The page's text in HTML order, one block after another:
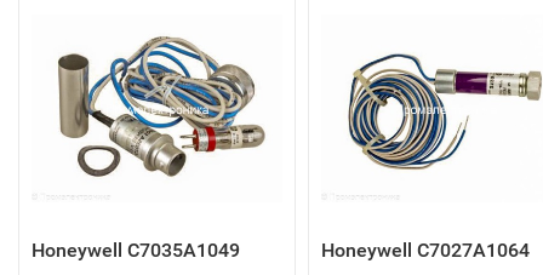
Honeywell C7035A1049 Honeywell C7027A1064